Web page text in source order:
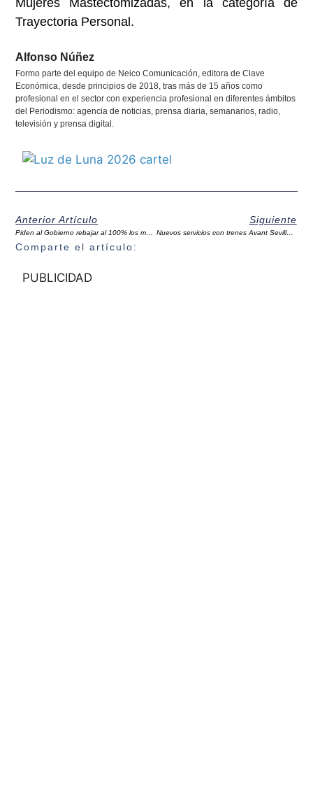
Mujeres Mastectomizadas, en la categoría de
Trayectoria Personal.
Alfonso Núñez
Formo parte del equipo de Neico Comunicación, editora de Clave
Económica, desde principios de 2018, tras más de 15 años como
profesional en el sector con experiencia profesional en diferentes ámbitos
del Periodismo: agencia de noticias, prensa diaria, semanarios, radio,
televisión y prensa digital.
Anterior Artículo Siguiente
Nuevos servicios con trenes Avant Sevilla – Antequera Santa Ana – Granada, a partir del 16 de febrero
Comparte el artículo:
PUBLICIDAD